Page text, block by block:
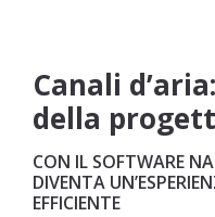
Canali
della
CON IL SOFTWARE
DIVENTA
EFFICIENTE